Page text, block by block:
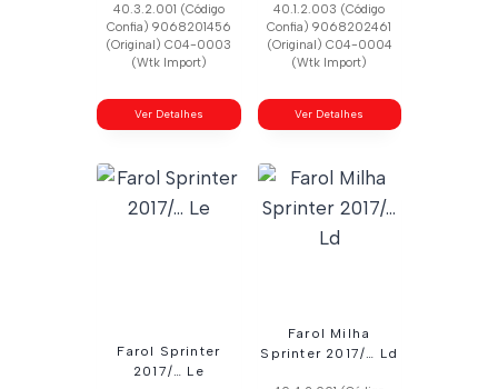
40.3.2.001 (Código
Confia) 9068201456
(Original) C04-0003
(Wtk Import)
Ver Detalhes
40.1.2.003 (Código
Confia) 9068202461
(Original) C04-0004
(Wtk Import)
Ver Detalhes
Farol Sprinter
2017/… Le
Farol Milha
Sprinter 2017/… Ld